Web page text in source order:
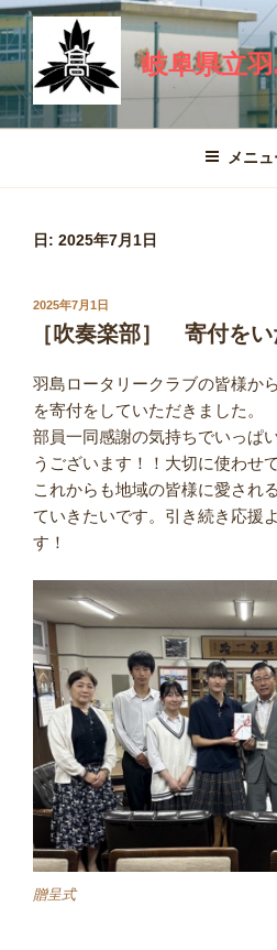
コ
ン
テ
ン
ツ
岐阜県立
メニュ
日: 2025年7月1日
投
日:
2025年7月1日
［吹奏楽部］ 寄付を
羽島ロータリークラブの皆様か
を寄付をしていただきました。
部員一同感謝の気持ちでいっぱ
うございます！！大切に使わせ
これからも地域の皆様に愛され
ていきたいです。引き続き応援
す！
贈呈式